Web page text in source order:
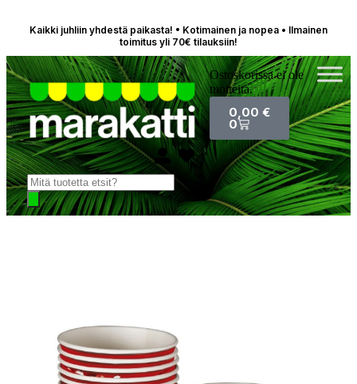
Kaikki juhliin yhdestä paikasta! • Kotimainen ja nopea • Ilmainen
toimitus yli 70€ tilauksiin!
Ostoskorissa ei ole
tuotteita.
0,00€
0